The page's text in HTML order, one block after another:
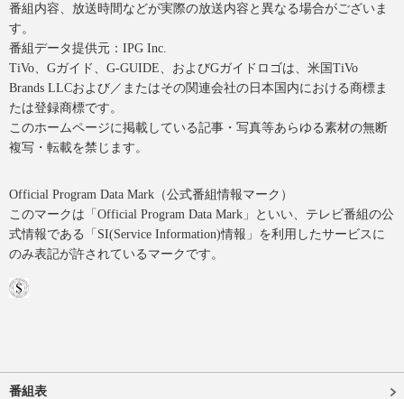
番組内容、放送時間などが実際の放送内容と異なる場合がございま
す。
番組データ提供元：IPG Inc.
TiVo、Gガイド、G-GUIDE、およびGガイドロゴは、米国TiVo
Brands LLCおよび／またはその関連会社の日本国内における商標ま
たは登録商標です。
このホームページに掲載している記事・写真等あらゆる素材の無断
複写・転載を禁じます。
Official Program Data Mark（公式番組情報マーク）
このマークは「Official Program Data Mark」といい、テレビ番組の公
式情報である「SI(Service Information)情報」を利用したサービスに
のみ表記が許されているマークです。
番組表